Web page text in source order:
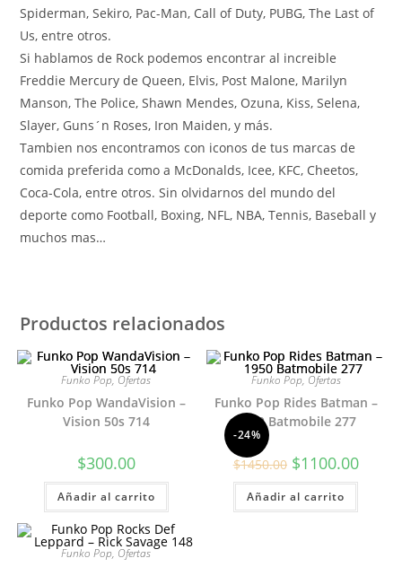
Spiderman, Sekiro, Pac-Man, Call of Duty, PUBG, The Last of
Us, entre otros.
Si hablamos de Rock podemos encontrar al increible
Freddie Mercury de Queen, Elvis, Post Malone, Marilyn
Manson, The Police, Shawn Mendes, Ozuna, Kiss, Selena,
Slayer, Guns´n Roses, Iron Maiden, y más.
Tambien nos encontramos con iconos de tus marcas de
comida preferida como a McDonalds, Icee, KFC, Cheetos,
Coca-Cola, entre otros. Sin olvidarnos del mundo del
deporte como Football, Boxing, NFL, NBA, Tennis, Baseball y
muchos mas…
Productos relacionados
Funko Pop, Ofertas
Funko Pop WandaVision –
Vision 50s 714
$300.00
Añadir al carrito
-24%
Funko Pop, Ofertas
Funko Pop Rides Batman –
1950 Batmobile 277
$1450.00 El
precio
original
era:
$1450.00.
$1100.00El
precio
actual
Añadir al carrito
Funko Pop, Ofertas